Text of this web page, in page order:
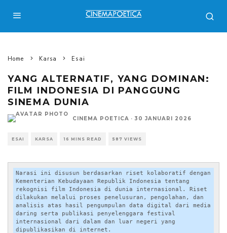
Home Karsa Esai
YANG ALTERNATIF, YANG DOMINAN:
FILM INDONESIA DI PANGGUNG
SINEMA DUNIA
CINEMA POETICA · 30 JANUARI 2026
ESAI KARSA 16 MINS READ 587 VIEWS
Narasi ini disusun berdasarkan riset kolaboratif dengan
Kementerian Kebudayaan Republik Indonesia tentang
rekognisi film Indonesia di dunia internasional. Riset
dilakukan melalui proses penelusuran, pengolahan, dan
analisis atas hasil pengumpulan data digital dari media
daring serta publikasi penyelenggara festival
internasional dari dalam dan luar negeri yang
dipublikasikan di internet.